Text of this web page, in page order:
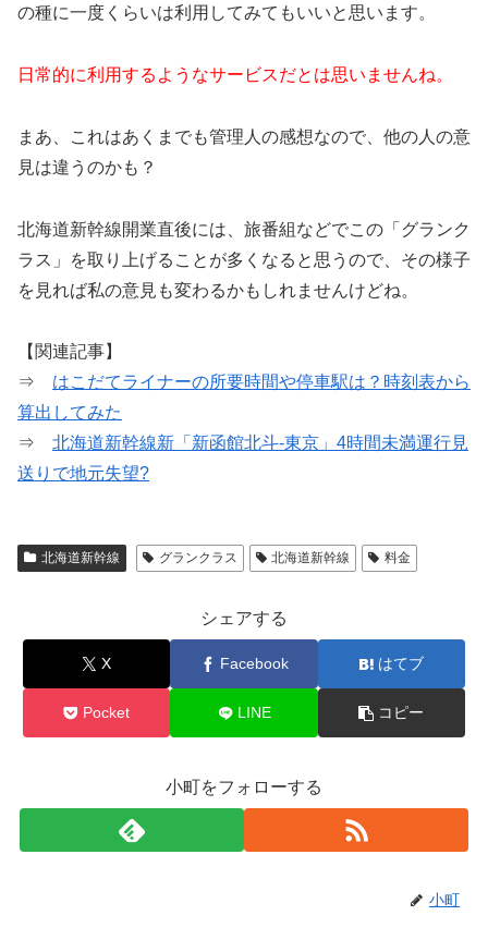
の種に一度くらいは利用してみてもいいと思います。
日常的に利用するようなサービスだとは思いませんね。
まあ、これはあくまでも管理人の感想なので、他の人の意
見は違うのかも？
北海道新幹線開業直後には、旅番組などでこの「グランク
ラス」を取り上げることが多くなると思うので、その様子
を見れば私の意見も変わるかもしれませんけどね。
【関連記事】
⇒ はこだてライナーの所要時間や停車駅は？時刻表から
算出してみた
⇒ 北海道新幹線新「新函館北斗-東京」4時間未満運行見
送りで地元失望?
北海道新幹線 グランクラス 北海道新幹線 料金
シェアする
X Facebook はてブ
Pocket LINE コピー
小町をフォローする
小町